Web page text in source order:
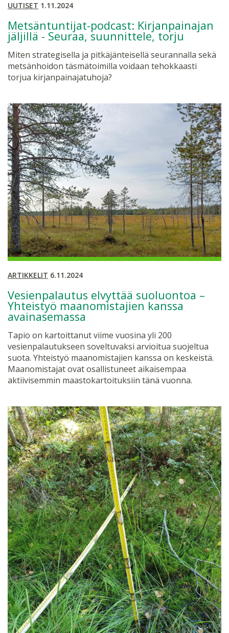
UUTISET 1.11.2024
Metsäntuntijat-podcast: Kirjanpainajan
jäljillä - Seuraa, suunnittele, torju
Miten strategisella ja pitkäjänteisellä seurannalla sekä
metsänhoidon täsmätoimilla voidaan tehokkaasti
torjua kirjanpainajatuhoja?
ARTIKKELIT 6.11.2024
Vesienpalautus elvyttää suoluontoa –
Yhteistyö maanomistajien kanssa
avainasemassa
Tapio on kartoittanut viime vuosina yli 200
vesienpalautukseen soveltuvaksi arvioitua suojeltua
suota. Yhteistyö maanomistajien kanssa on keskeistä.
Maanomistajat ovat osallistuneet aikaisempaa
aktiivisemmin maastokartoituksiin tänä vuonna.